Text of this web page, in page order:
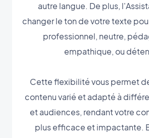
autre langue. De plus,
changer le ton de votre texte
professionnel, neutre,
empathique, ou
Cette flexibilité vous permet
contenu varié et adapté à
et audiences, rendant votre
plus efficace et impactante.